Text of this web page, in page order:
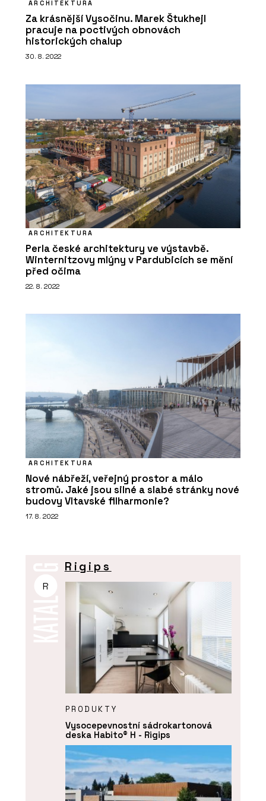
ARCHITEKTURA
Za krásnější Vysočinu. Marek Štukhejl
pracuje na poctivých obnovách
historických chalup
30. 8. 2022
ARCHITEKTURA
Perla české architektury ve výstavbě.
Winternitzovy mlýny v Pardubicích se mění
před očima
22. 8. 2022
ARCHITEKTURA
Nové nábřeží, veřejný prostor a málo
stromů. Jaké jsou silné a slabé stránky nové
budovy Vltavské filharmonie?
17. 8. 2022
R
Rigips
PRODUKTY
Vysocepevnostní sádrokartonová
deska Habito® H - Rigips